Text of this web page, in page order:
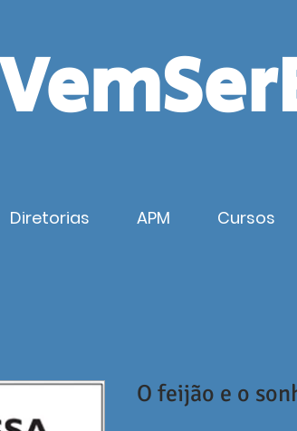
Diretorias APM Cursos
O feijão e o